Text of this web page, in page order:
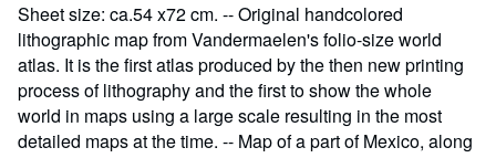
Sheet size: ca.54 x72 cm. -- Original handcolored
lithographic map from Vandermaelen's folio-size world
atlas. It is the first atlas produced by the then new printing
process of lithography and the first to show the whole
world in maps using a large scale resulting in the most
detailed maps at the time. -- Map of a part of Mexico, along